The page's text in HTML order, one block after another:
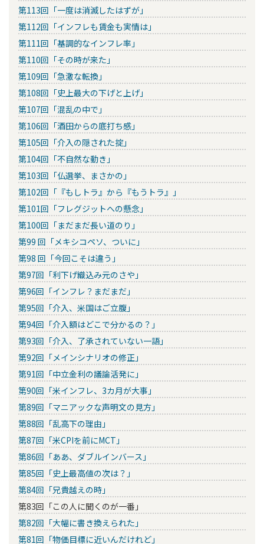
第113回「一度は消滅したはずが」
第112回「インフレも賃金も実情は」
第111回「基調的なインフレ率」
第110回「その時が来た」
第109回「急激な転換」
第108回「史上最大の下げと上げ」
第107回「混乱の中で」
第106回「酒田からの底打ち感」
第105回「介入の隠された掟」
第104回「不自然な動き」
第103回「仏選挙、まさかの」
第102回「『もしトラ』から『もうトラ』」
第101回「フレグジットへの懸念」
第100回「まだまだ長い道のり」
第99 回「メキシコペソ、ついに」
第98 回「今回こそは違う」
第97回「利下げ織込み元のさや」
第96回「インフレ？まだまだ」
第95回「介入、米国はご立腹」
第94回「介入額はどこで分かるの？」
第93回「介入、了承されていない一語」
第92回「メインシナリオの修正」
第91回「中立金利の議論活発に」
第90回「米インフレ、3カ月が大事」
第89回「マニアックな声明文の見方」
第88回「乱高下の理由」
第87回「米CPIを前にMCT」
第86回「ああ、ダブルインバース」
第85回「史上最高値の次は？」
第84回「兄貴越えの時」
第83回「この人に聞くのが一番」
第82回「大幅に書き換えられた」
第81回「物価目標に近いんだけれど」